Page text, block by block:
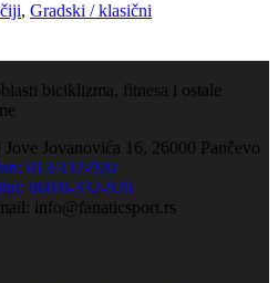
, Gradski / klasični
biciklizma, fitnesa i ostale
Jove Jovanovića 16, 26000 Pančevo
013/332-920
060/0-332-920
info@fanaticsport.rs